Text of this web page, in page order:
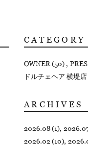
CATEGORY
OWNER (50)
ドルチェヘア 横堤
ARCHIVES
2026.08 (1)
2026.02 (10)